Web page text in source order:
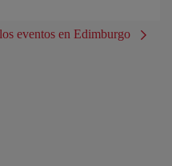
eventos en Edimburgo